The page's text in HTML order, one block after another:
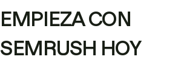
EMPIEZA CON
SEMRUSH HOY